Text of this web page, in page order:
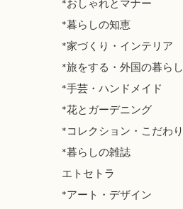
*おしゃれとマナー
*暮らしの知恵
*家づくり・インテリア
*旅をする・外国の暮らし
*手芸・ハンドメイド
*花とガーデニング
*コレクション・こだわり
*暮らしの雑誌
エトセトラ
*アート・デザイン